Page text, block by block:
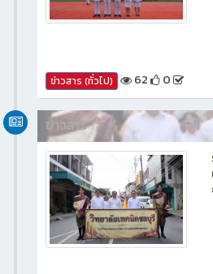
ข่าวสาร (ทั่วไป) 62 0
ข่าวสาร